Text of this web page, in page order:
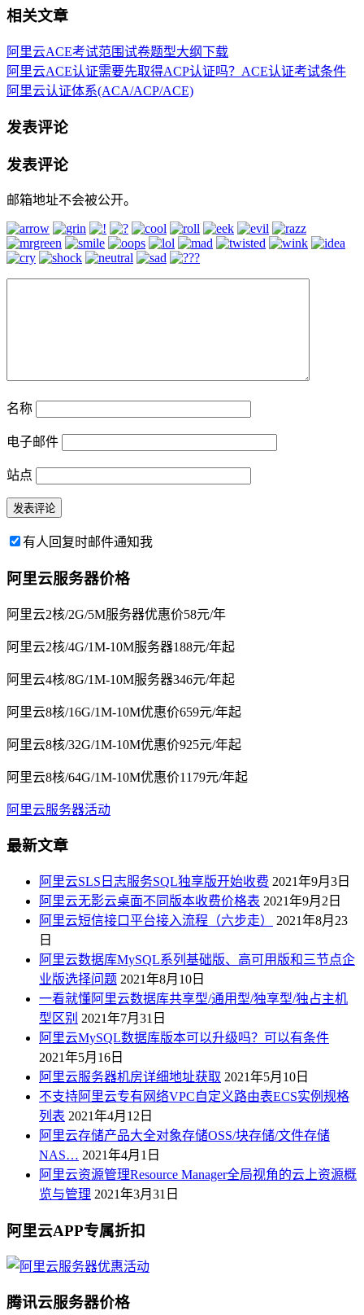
相关文章
阿里云ACE考试范围试卷题型大纲下载
阿里云ACE认证需要先取得ACP认证吗？ACE认证考试条件
阿里云认证体系(ACA/ACP/ACE)
发表评论
发表评论
邮箱地址不会被公开。
名称
电子邮件
站点
有人回复时邮件通知我
阿里云服务器价格
阿里云2核/2G/5M服务器优惠价58元/年
阿里云2核/4G/1M-10M服务器188元/年起
阿里云4核/8G/1M-10M服务器346元/年起
阿里云8核/16G/1M-10M优惠价659元/年起
阿里云8核/32G/1M-10M优惠价925元/年起
阿里云8核/64G/1M-10M优惠价1179元/年起
阿里云服务器活动
最新文章
阿里云SLS日志服务SQL独享版开始收费 2021年9月3日
阿里云无影云桌面不同版本收费价格表 2021年9月2日
阿里云短信接口平台接入流程（六步走）
2021年8月23
日
阿里云数据库MySQL系列基础版、高可用版和三节点企
业版选择问题 2021年8月10日
一看就懂阿里云数据库共享型/通用型/独享型/独占主机
型区别 2021年7月31日
阿里云MySQL数据库版本可以升级吗？可以有条件
2021年5月16日
阿里云服务器机房详细地址获取 2021年5月10日
不支持阿里云专有网络VPC自定义路由表ECS实例规格
列表 2021年4月12日
阿里云存储产品大全对象存储OSS/块存储/文件存储
NAS… 2021年4月1日
阿里云资源管理Resource Manager全局视角的云上资源概
览与管理 2021年3月31日
阿里云APP专属折扣
腾讯云服务器价格